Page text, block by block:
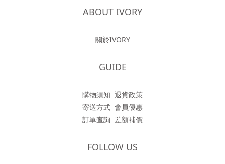
ABOUT IVORY
關於IVORY
GUIDE
購物須知 退貨政策
寄送方式 會員優惠
訂單查詢 差額補價
FOLLOW US